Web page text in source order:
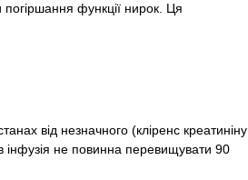
функції нирок. Ця
від незначного (кліренс креатиніну
інфузія не повинна перевищувати 90